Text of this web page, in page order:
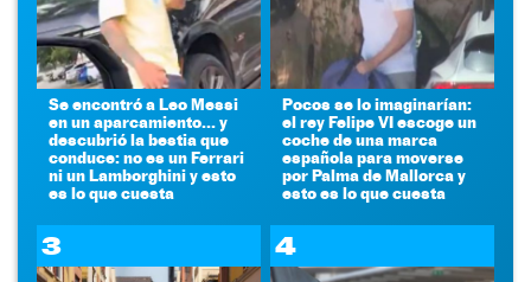
Se encontró a Leo Messi
en un aparcamiento... y
descubrió la bestia que
conduce: no es un Ferrari
ni un Lamborghini y esto
es lo que cuesta
Pocos se lo imaginarían:
el rey Felipe VI escoge un
coche de una marca
española para moverse
por Palma de Mallorca y
esto es lo que cuesta
3 4